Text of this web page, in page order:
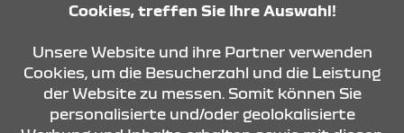
ÖFFNUNGSZEITEN
Cookies, treffen Sie Ihre Auswahl!
Unsere Website und ihre Partner verwenden
Cookies, um die Besucherzahl und die Leistung
der Website zu messen. Somit können Sie
personalisierte und/oder geolokalisierte